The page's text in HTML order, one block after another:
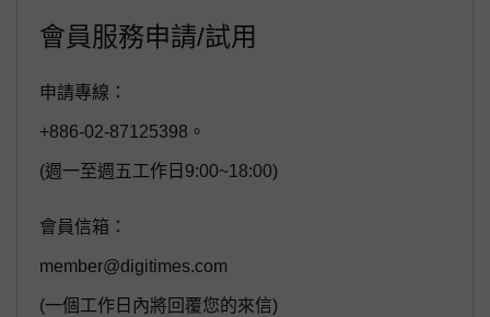
會員服務申請/試用
申請專線：
+886-02-87125398。
(週一至週五工作日9:00~18:00)
會員信箱：
member@digitimes.com
(一個工作日內將回覆您的來信)